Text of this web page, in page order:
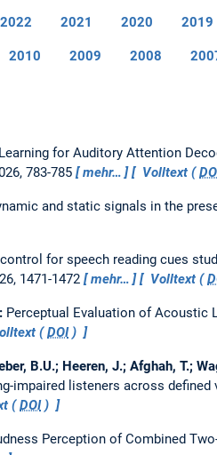
2022 2021 2020 2019
2010 2009 2008
for Auditory Attention
783-785
mehr… Volltext (
and static signals in the
for speech reading cues
1471-1472
mehr… Volltext (
Perceptual Evaluation of Acoustic
(DOI)
B.U.; Heeren, J.; Afghah, T.;
impaired listeners across
(DOI)
Perception of Combined